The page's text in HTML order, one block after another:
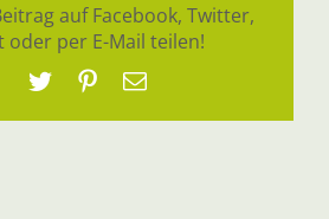
auf Facebook, Twitter,
oder per E-Mail teilen!
Facebook
TwitterPinterest
E-